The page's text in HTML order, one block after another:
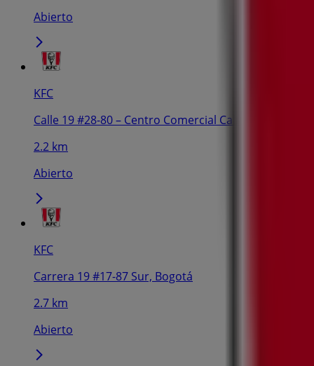
Abierto
KFC
Calle 19 #28-80 – Centro Comercial Calima, Local
2.2 km
Abierto
KFC
Carrera 19 #17-87 Sur, Bogotá
2.7 km
Abierto